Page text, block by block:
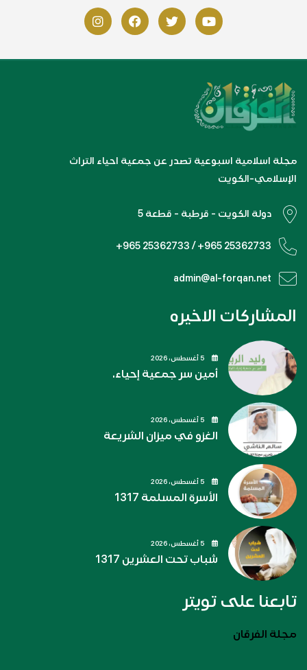
مجلة اسلامية اسبوعية تصدر عن جمعية احياء التراث
الإسلامي-الكويت
دولة الكويت - قرطبة - قطعة 5
+965 25362733 / +965 25362733
admin@al-forqan.net
المشاركات الاخيره
أمين سر جمعية إحياء.
الغزو في ميزان الشريعة
الأسرة المسلمة 1317
شباب تحت العشرين 1317
تابعنا على تويتر
مجلة الفرقان